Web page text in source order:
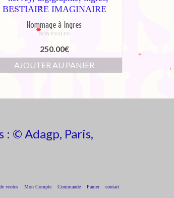
Hommage à Ingres
NON ÉVALUÉ
250.00€
AJOUTER AU PANIER
: © Adagp, Paris,
ventes Mon Compte Commande Panier contact